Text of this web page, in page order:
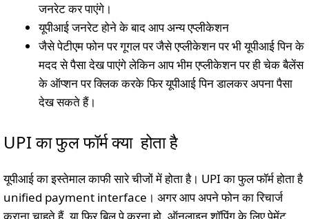
जनरेट कर पाएंगे।
यूपीआई जनरेट होने के बाद आप अन्य एप्लीकेशन
जैसे पेटीएम फोन पर गूगल पर जैसे एप्लीकेशन पर भी यूपीआई पिन के
मदद से पैसा देख पाएंगे लेकिन आप भीम एप्लीकेशन पर ही चेक बैलेंस
के ऑप्शन पर क्लिक करके फिर यूपीआई पिन डालकर अपना पैसा
देख सकते हैं।
UPI का फुल फॉर्म क्या होता है
यूपीआई का इस्तेमाल काफी सारे चीजों में होता है। UPI का फुल फॉर्म होता है
unified payment interface। अगर आप अपने फोन का रिचार्ज
कराना चाहते हैं, या फिर बिल पे करना हो, ऑनलाइन शॉपिंग के लिए पेमेंट